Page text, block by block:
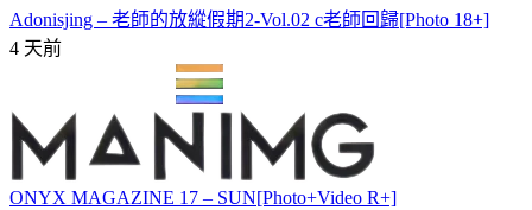
Adonisjing – 老師的放縱假期2-Vol.02 c老師回歸[Photo 18+]
4 天前
ONYX MAGAZINE 17 – SUN[Photo+Video R+]